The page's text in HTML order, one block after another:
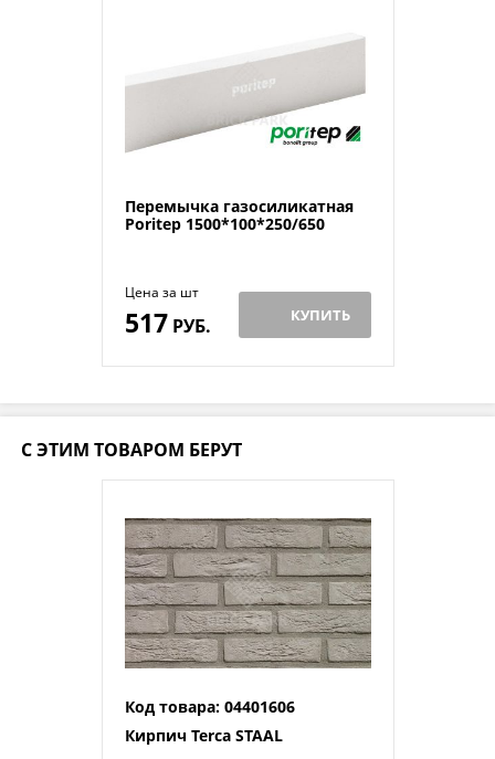
Перемычка газосиликатная
Poritep 1500*100*250/650
Цена за шт
517 РУБ. КУПИТЬ
С ЭТИМ ТОВАРОМ БЕРУТ
Код товара: 04401606
Кирпич Terca STAAL